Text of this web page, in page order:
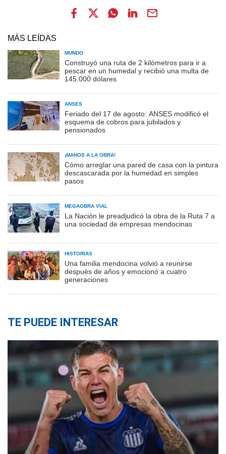
MÁS LEÍDAS
MUNDO
Construyó una ruta de 2 kilómetros para ir a
pescar en un humedal y recibió una multa de
145.000 dólares
ANSES
Feriado del 17 de agosto: ANSES modificó el
esquema de cobros para jubilados y
pensionados
¡MANOS A LA OBRA!
Cómo arreglar una pared de casa con la pintura
descascarada por la humedad en simples
pasos
MEGAOBRA VIAL
La Nación le preadjudicó la obra de la Ruta 7 a
una sociedad de empresas mendocinas
HISTORIAS
Una familia mendocina volvió a reunirse
después de años y emocionó a cuatro
generaciones
TE PUEDE INTERESAR